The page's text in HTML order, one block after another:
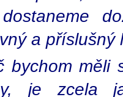
a příslušný
bychom měli
je zcela